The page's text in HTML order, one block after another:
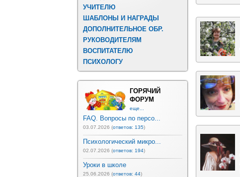
УЧИТЕЛЮ
ШАБЛОНЫ И НАГРАДЫ
ДОПОЛНИТЕЛЬНОЕ ОБР.
РУКОВОДИТЕЛЯМ
ВОСПИТАТЕЛЮ
ПСИХОЛОГУ
ГОРЯЧИЙ
ФОРУМ
еще...
FAQ. Вопросы по персо...
03.07.2026 (ответов: 135)
Психологический микро...
02.07.2026 (ответов: 194)
Уроки в школе
25.06.2026 (ответов: 44)